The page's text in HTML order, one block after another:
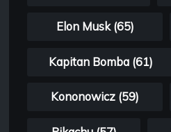
Elon Musk (65)
Kapitan Bomba (61)
Kononowicz (59)